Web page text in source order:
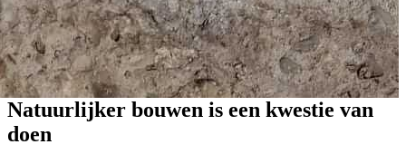
Natuurlijker bouwen is een kwestie van
doen